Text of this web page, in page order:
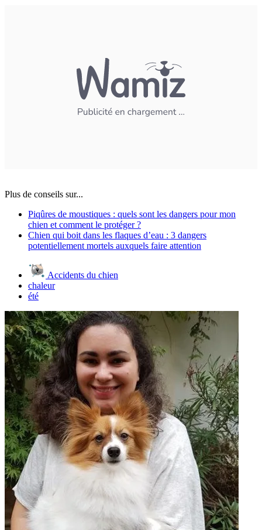
Plus de conseils sur...
Piqûres de moustiques : quels sont les dangers pour mon
chien et comment le protéger ?
Chien qui boit dans les flaques d’eau : 3 dangers
potentiellement mortels auxquels faire attention
Accidents du chien
chaleur
été